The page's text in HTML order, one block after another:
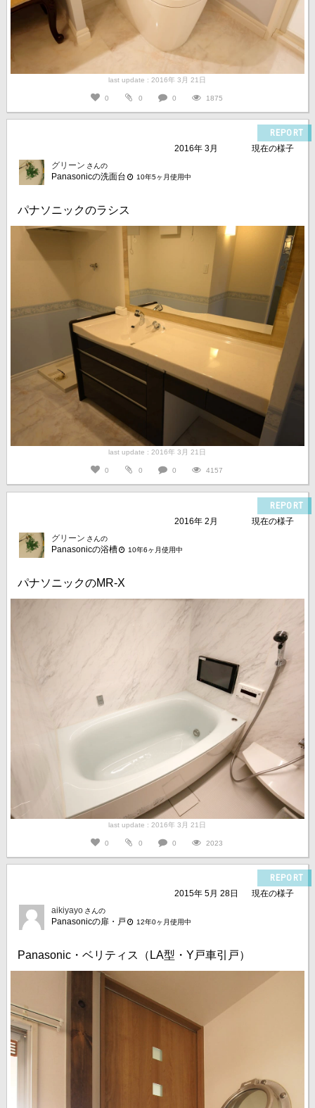
last update : 2016年 3月 21日
0 0 0 1875
REPORT
2016年 3月
現在の様子
グリーン さんの
Panasonicの洗面台 10年5ヶ月使用中
パナソニックのラシス
last update : 2016年 3月 21日
0 0 0 4157
REPORT
2016年 2月
現在の様子
グリーン さんの
Panasonicの浴槽 10年6ヶ月使用中
パナソニックのMR-X
last update : 2016年 3月 21日
0 0 0 2023
REPORT
2015年 5月 28日
現在の様子
aikiyayo さんの
Panasonicの扉・戸 12年0ヶ月使用中
Panasonic・ベリティス（LA型・Y戸車引戸）